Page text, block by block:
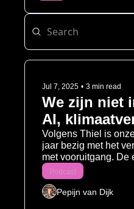
Jul 7, 2025 • 3 min read
We zijn niet
AI,
oorlog –
stilstand
Volgens Thiel is
jaar bezig met het
met vooruitgang. De
de Terminator, maar
Podcast
Pepijn van Dijk